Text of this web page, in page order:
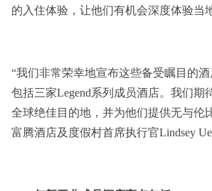
的入住体验，让他们有机会深度体验当
“我们非常荣幸地宣布这些备受瞩目的
包括三家Legend系列成员酒店。我们期
全球绝佳目的地，并为他们提供无与伦
富腾酒店及度假村首席执行官Lindsey